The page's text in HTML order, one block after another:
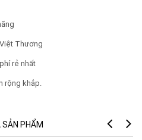
Thương
rẻ nhất
rộng khắp.
SẢN PHẨM